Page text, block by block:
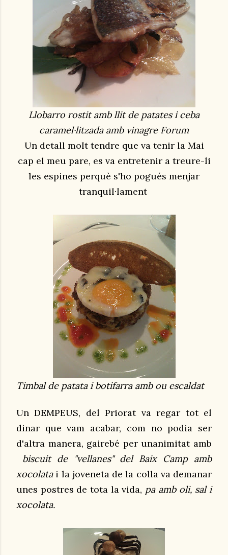
Llobarro rostit amb llit de patates i ceba
caramel·litzada amb vinagre Forum
Un detall molt tendre que va tenir la Mai
cap el meu pare, es va entretenir a treure-li
les espines perquè s'ho pogués menjar
tranquil·lament
Timbal de patata i botifarra amb ou escaldat
Un DEMPEUS, del Priorat va regar tot el
dinar que vam acabar, com no podia ser
d'altra manera, gairebé per unanimitat amb
biscuit de "vellanes" del Baix Camp amb
xocolatai la joveneta de la colla va demanar
unes postres de tota la vida, pa amb oli, sal i
xocolata.